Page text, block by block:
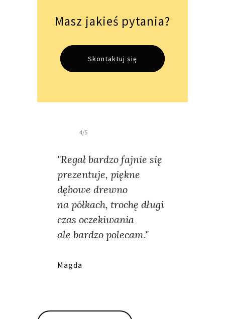
4/5
"Regał bardzo fajnie się
prezentuje, piękne
dębowe drewno
na półkach, trochę długi
czas oczekiwania
ale bardzo polecam."
Magda
Masz jakieś pytania?
Skontaktuj się